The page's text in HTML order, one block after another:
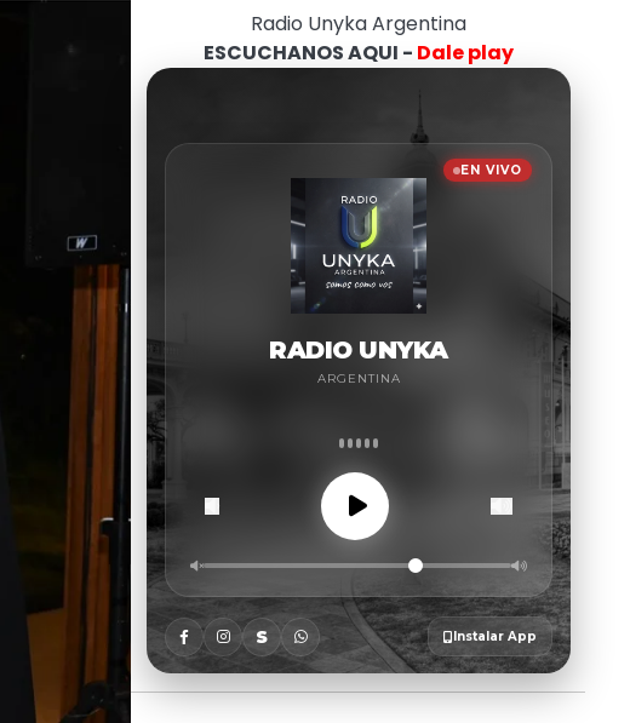
Radio Unyka Argentina
ESCUCHANOS AQUI - Dale play